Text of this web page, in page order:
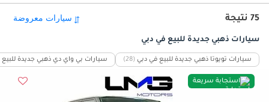
75 نتيجة
سيارات ذهبي جديدة للبيع في دبي
سيارات تويوتا ذهبي جديدة للبيع في دبي (28) سيارات بي واي دي ذهبي جديدة
استجابة سريعة